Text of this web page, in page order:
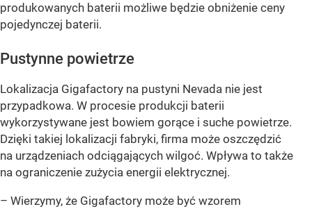
produkowanych baterii możliwe będzie obniżenie ceny
pojedynczej baterii.
Pustynne powietrze
Lokalizacja Gigafactory na pustyni Nevada nie jest
przypadkowa. W procesie produkcji baterii
wykorzystywane jest bowiem gorące i suche powietrze.
Dzięki takiej lokalizacji fabryki, firma może oszczędzić
na urządzeniach odciągających wilgoć. Wpływa to także
na ograniczenie zużycia energii elektrycznej.
– Wierzymy, że Gigafactory może być wzorem